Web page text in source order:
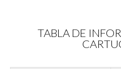
TABLA DE